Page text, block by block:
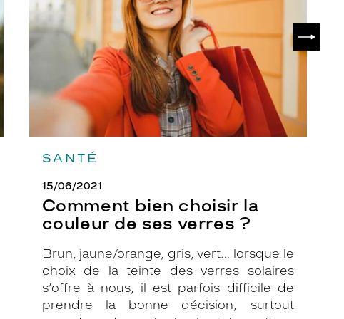
SANTÉ
15/06/2021
Comment bien choisir la
couleur de ses verres ?
Brun, jaune/orange, gris, vert… lorsque le
choix de la teinte des verres solaires
s’offre à nous, il est parfois difficile de
prendre la bonne décision, surtout
couleur
de
verres